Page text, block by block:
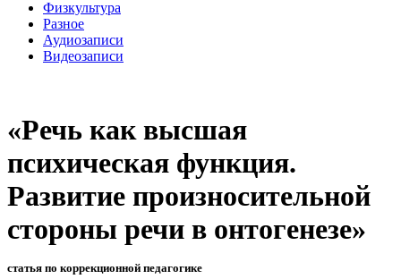
Физкультура
Разное
Аудиозаписи
Видеозаписи
«Речь как высшая
психическая функция.
Развитие произносительной
стороны речи в онтогенезе»
статья по коррекционной педагогике